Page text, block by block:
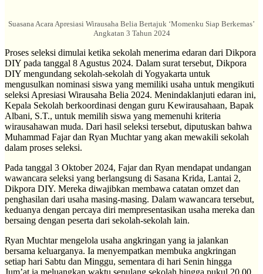
Suasana Acara Apresiasi Wirausaha Belia Bertajuk ‘Momenku Siap Berkemas’
Angkatan 3 Tahun 2024
Proses seleksi dimulai ketika sekolah menerima edaran dari Dikpora
DIY pada tanggal 8 Agustus 2024. Dalam surat tersebut, Dikpora
DIY mengundang sekolah-sekolah di Yogyakarta untuk
mengusulkan nominasi siswa yang memiliki usaha untuk mengikuti
seleksi Apresiasi Wirausaha Belia 2024. Menindaklanjuti edaran ini,
Kepala Sekolah berkoordinasi dengan guru Kewirausahaan, Bapak
Albani, S.T., untuk memilih siswa yang memenuhi kriteria
wirausahawan muda. Dari hasil seleksi tersebut, diputuskan bahwa
Muhammad Fajar dan Ryan Muchtar yang akan mewakili sekolah
dalam proses seleksi.
Pada tanggal 3 Oktober 2024, Fajar dan Ryan mendapat undangan
wawancara seleksi yang berlangsung di Sasana Krida, Lantai 2,
Dikpora DIY. Mereka diwajibkan membawa catatan omzet dan
penghasilan dari usaha masing-masing. Dalam wawancara tersebut,
keduanya dengan percaya diri mempresentasikan usaha mereka dan
bersaing dengan peserta dari sekolah-sekolah lain.
Ryan Muchtar mengelola usaha angkringan yang ia jalankan
bersama keluarganya. Ia menyempatkan membuka angkringan
setiap hari Sabtu dan Minggu, sementara di hari Senin hingga